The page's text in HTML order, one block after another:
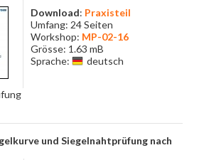
Download: Praxisteil
Umfang: 24 Seiten
Workshop: MP-02-16
Grösse: 1.63 mB
Sprache:
deutsch
und Siegelnahtprüfung nach